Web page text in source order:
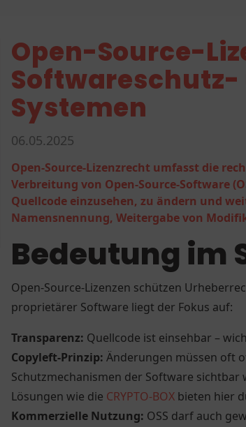
Open-Source-
Systemen
06.05.2025
Open-Source-Lizenzrecht umfasst die
Verbreitung von Open-Source-Software
Quellcode einzusehen, zu ändern und
Namensnennung, Weitergabe von
Bedeutung im
Open-Source-Lizenzen schützen
proprietärer Software liegt der Fokus auf:
Transparenz: Quellcode ist einsehbar –
Copyleft-Prinzip: Änderungen müssen oft
Schutzmechanismen der Software
Lösungen wie die CRYPTO-BOX bieten hier
Kommerzielle Nutzung: OSS darf auch